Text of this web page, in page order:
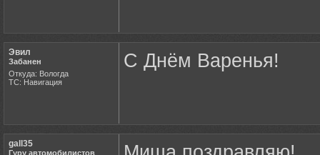
Эвил
Забанен
Откуда: Вологда
ТС: Навигация
С Днём Варенья!
gall35
Гуру автомобилистов